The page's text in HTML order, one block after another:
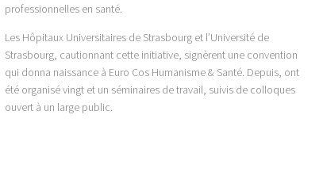
professionnelles en santé.
Les Hôpitaux Universitaires de Strasbourg et l’Université de
Strasbourg, cautionnant cette initiative, signèrent une convention
qui donna naissance à Euro Cos Humanisme & Santé. Depuis, ont
été organisé vingt et un séminaires de travail, suivis de colloques
ouvert à un large public.